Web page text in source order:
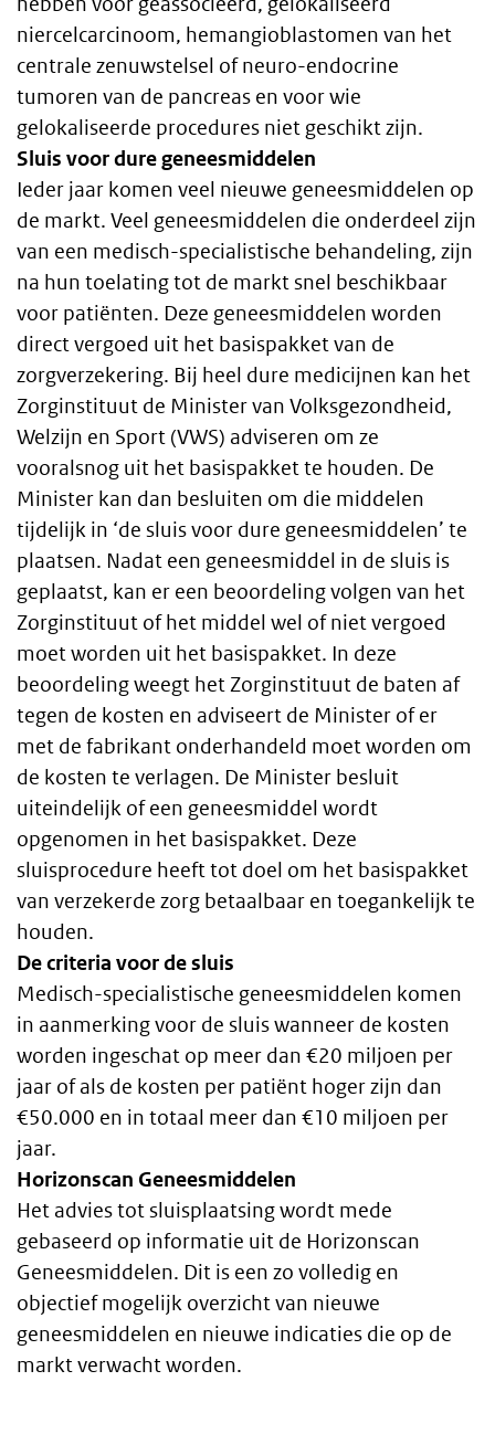
niercelcarcinoom, hemangioblastomen van het
centrale zenuwstelsel of neuro-endocrine
tumoren van de pancreas en voor wie
gelokaliseerde procedures niet geschikt zijn.
Sluis voor dure geneesmiddelen
Ieder jaar komen veel nieuwe geneesmiddelen op
de markt. Veel geneesmiddelen die onderdeel zijn
van een medisch-specialistische behandeling, zijn
na hun toelating tot de markt snel beschikbaar
voor patiënten. Deze geneesmiddelen worden
direct vergoed uit het basispakket van de
zorgverzekering. Bij heel dure medicijnen kan het
Zorginstituut de Minister van Volksgezondheid,
Welzijn en Sport (VWS) adviseren om ze
vooralsnog uit het basispakket te houden. De
Minister kan dan besluiten om die middelen
tijdelijk in ‘de sluis voor dure geneesmiddelen’ te
plaatsen. Nadat een geneesmiddel in de sluis is
geplaatst, kan er een beoordeling volgen van het
Zorginstituut of het middel wel of niet vergoed
moet worden uit het basispakket. In deze
beoordeling weegt het Zorginstituut de baten af
tegen de kosten en adviseert de Minister of er
met de fabrikant onderhandeld moet worden om
de kosten te verlagen. De Minister besluit
uiteindelijk of een geneesmiddel wordt
opgenomen in het basispakket. Deze
sluisprocedure heeft tot doel om het basispakket
van verzekerde zorg betaalbaar en toegankelijk te
houden.
De criteria voor de sluis
Medisch-specialistische geneesmiddelen komen
in aanmerking voor de sluis wanneer de kosten
worden ingeschat op meer dan €20 miljoen per
jaar of als de kosten per patiënt hoger zijn dan
€50.000 en in totaal meer dan €10 miljoen per
jaar.
Horizonscan Geneesmiddelen
Het advies tot sluisplaatsing wordt mede
gebaseerd op informatie uit de Horizonscan
Geneesmiddelen. Dit is een zo volledig en
objectief mogelijk overzicht van nieuwe
geneesmiddelen en nieuwe indicaties die op de
markt verwacht worden.